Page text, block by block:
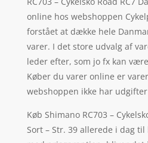
online hos webshoppen
forstået at dække hele
varer. I det store udvalg af
leder efter, som jo fx kan
Køber du varer online er
webshoppen ikke har
Køb Shimano RC703 –
Sort – Str. 39 allerede i dag til